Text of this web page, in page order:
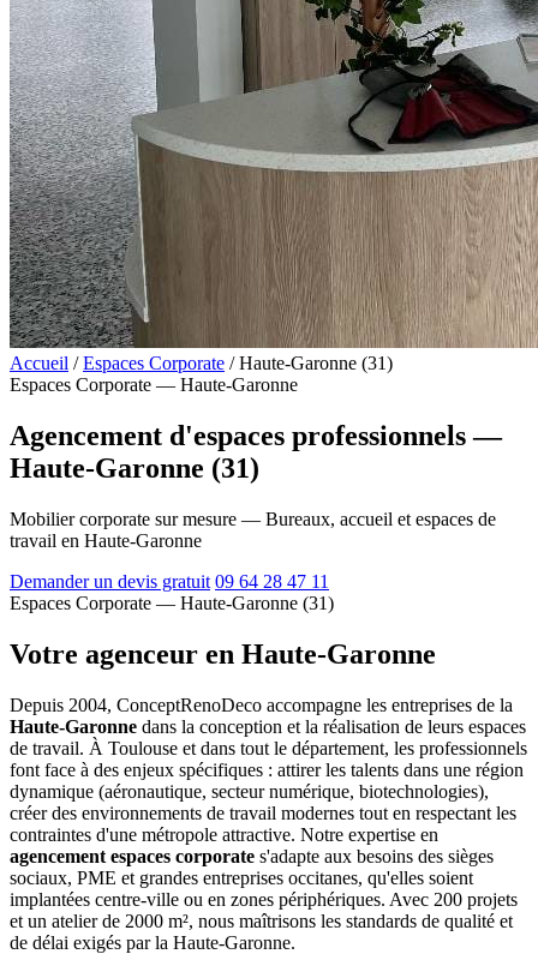
Accueil / Espaces Corporate / Haute-Garonne (31)
Espaces Corporate — Haute-Garonne
Agencement d'espaces professionnels —
Haute-Garonne (31)
Mobilier corporate sur mesure — Bureaux, accueil et espaces de
travail en Haute-Garonne
Demander un devis gratuit 09 64 28 47 11
Espaces Corporate — Haute-Garonne (31)
Votre agenceur en Haute-Garonne
Depuis 2004, ConceptRenoDeco accompagne les entreprises de la
Haute-Garonne dans la conception et la réalisation de leurs espaces
de travail. À Toulouse et dans tout le département, les professionnels
font face à des enjeux spécifiques : attirer les talents dans une région
dynamique (aéronautique, secteur numérique, biotechnologies),
créer des environnements de travail modernes tout en respectant les
contraintes d'une métropole attractive. Notre expertise en
agencement espaces corporate s'adapte aux besoins des sièges
sociaux, PME et grandes entreprises occitanes, qu'elles soient
implantées centre-ville ou en zones périphériques. Avec 200 projets
et un atelier de 2000 m², nous maîtrisons les standards de qualité et
de délai exigés par la Haute-Garonne.